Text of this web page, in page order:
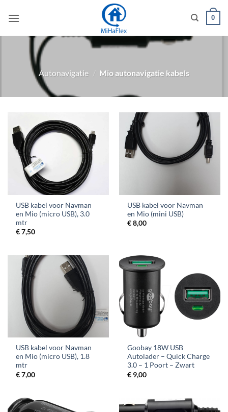
naar
0
Autonavigatie / Mio autonavigatie kabels
USB kabel voor Navman
en Mio (micro USB), 3.0
mtr
€7,50
USB kabel voor Navman
en Mio (mini USB)
€8,00
USB kabel voor Navman
en Mio (micro USB), 1.8
mtr
€7,00
Goobay 18W USB
Autolader – Quick Charge
3.0 – 1 Poort – Zwart
€ 9,00